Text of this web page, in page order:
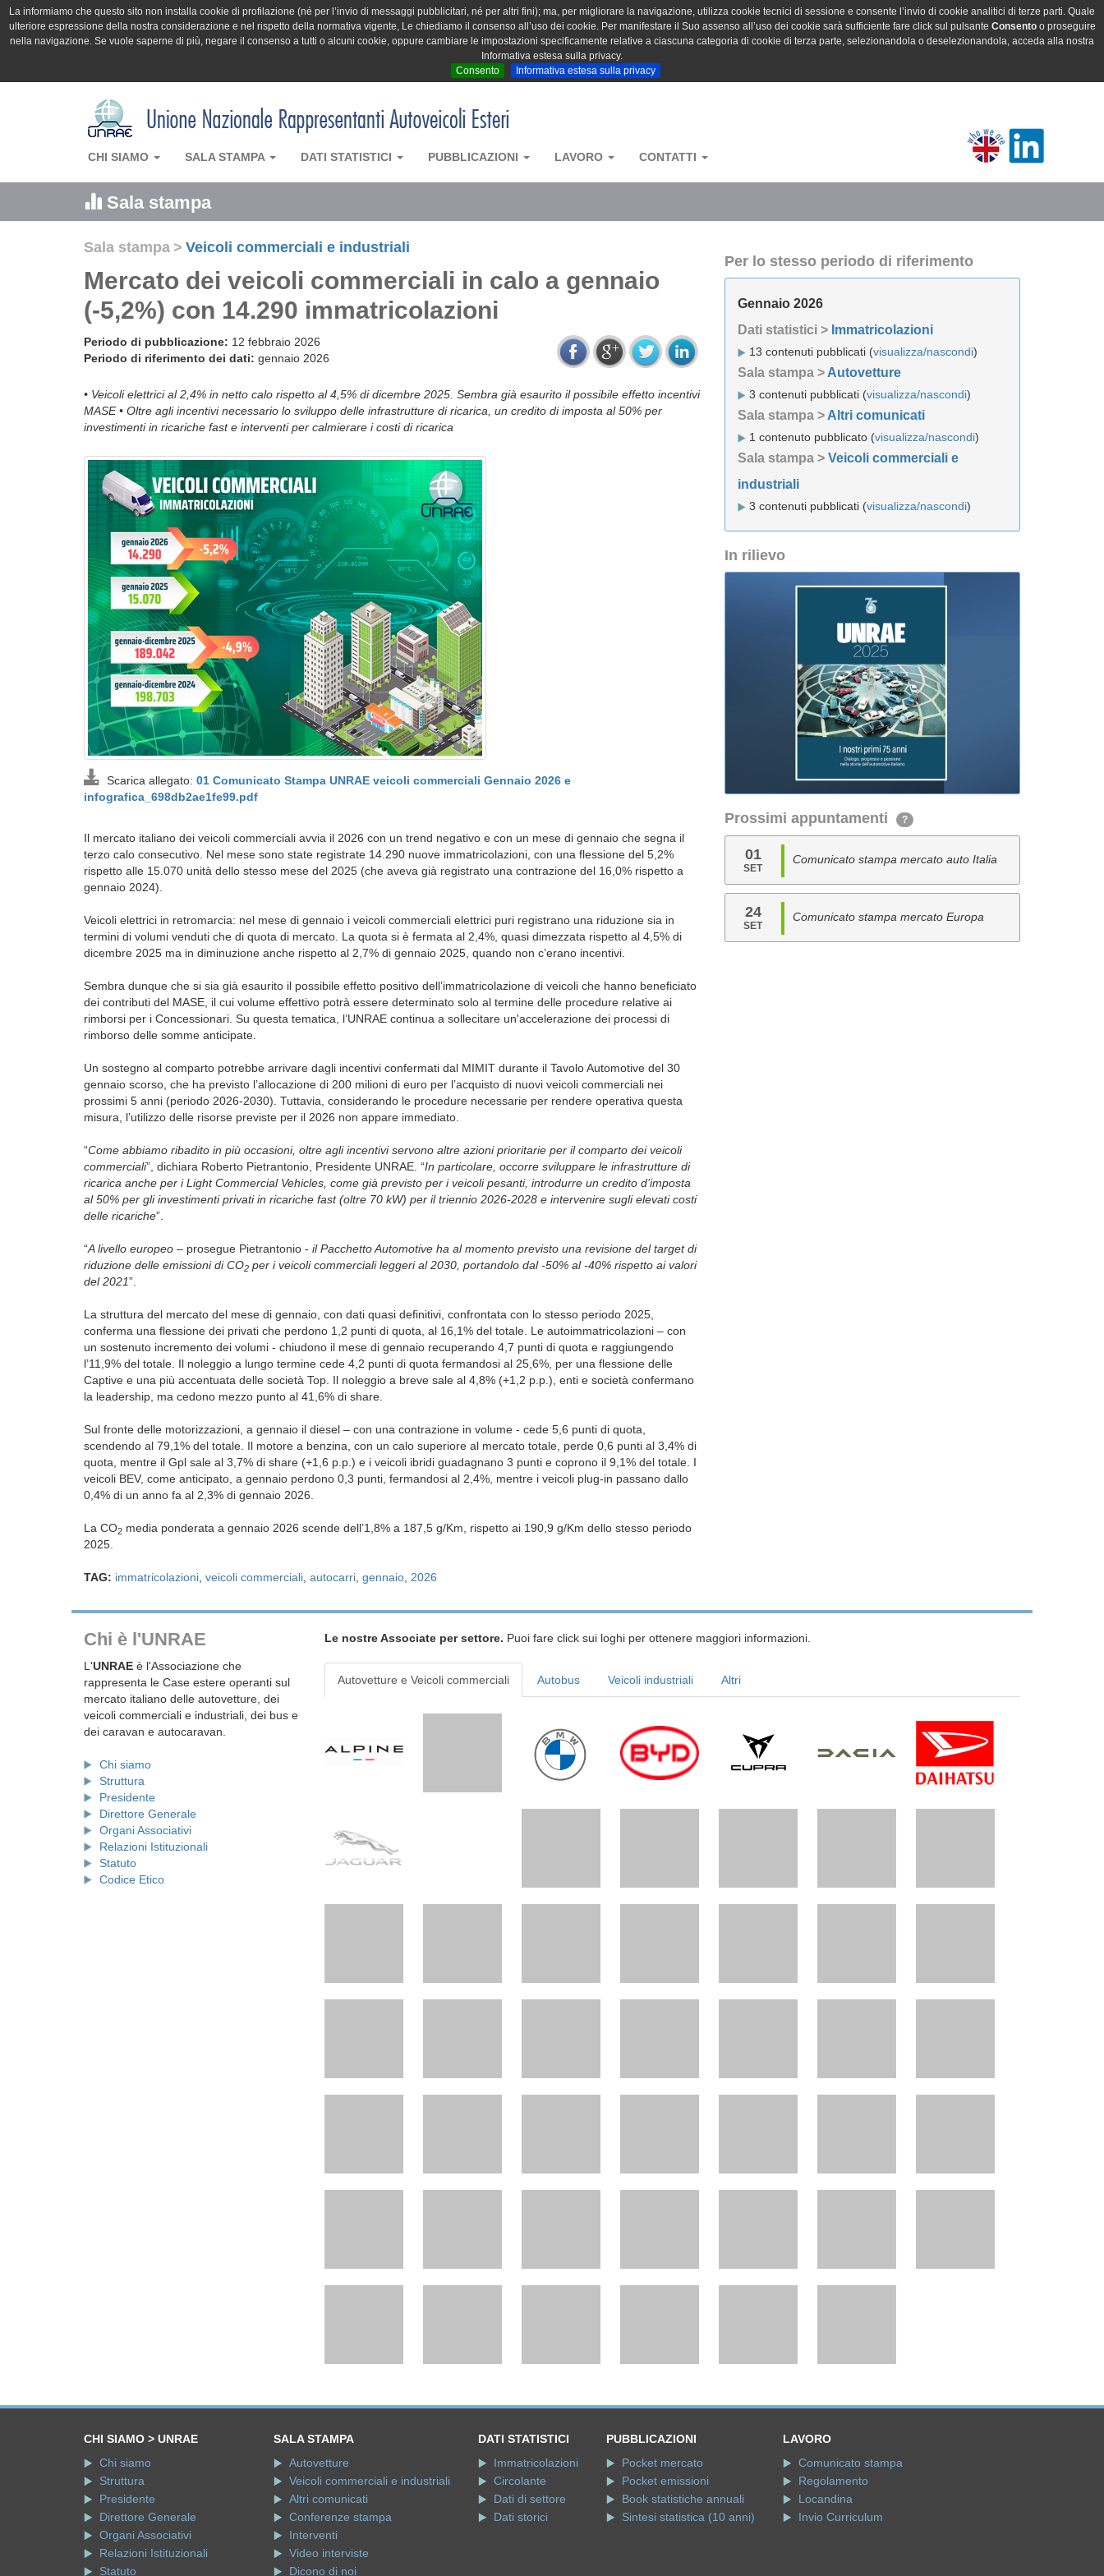
La informiamo che questo sito non installa cookie di profilazione (né per l’invio di messaggi pubblicitari, né per altri fini); ma, per migliorare la navigazione, utilizza cookie tecnici di sessione e consente l’invio di cookie analitici di terze parti. Quale
ulteriore espressione della nostra considerazione e nel rispetto della normativa vigente, Le chiediamo il consenso all’uso dei cookie. Per manifestare il Suo assenso all’uso dei cookie sarà sufficiente fare click sul pulsante Consentoo proseguire
nella navigazione. Se vuole saperne di più, negare il consenso a tutti o alcuni cookie, oppure cambiare le impostazioni specificamente relative a ciascuna categoria di cookie di terza parte, selezionandola o deselezionandola, acceda alla nostra
Informativa estesa sulla privacy.
Consento
Informativa estesa sulla privacy
CHI SIAMO SALA STAMPA DATI STATISTICI PUBBLICAZIONI LAVORO CONTATTI
Sala stampa
Sala stampa > Veicoli commerciali e industriali
Mercato dei veicoli commerciali in calo a gennaio
(-5,2%) con 14.290 immatricolazioni
Periodo di pubblicazione: 12 febbraio 2026
Periodo di riferimento dei dati: gennaio 2026
• Veicoli elettrici al 2,4% in netto calo rispetto al 4,5% di dicembre 2025. Sembra già esaurito il possibile effetto incentivi
MASE • Oltre agli incentivi necessario lo sviluppo delle infrastrutture di ricarica, un credito di imposta al 50% per
investimenti in ricariche fast e interventi per calmierare i costi di ricarica
Scarica allegato: 01 Comunicato Stampa UNRAE veicoli commerciali Gennaio 2026 e
infografica_698db2ae1fe99.pdf
Il mercato italiano dei veicoli commerciali avvia il 2026 con un trend negativo e con un mese di gennaio che segna il
terzo calo consecutivo. Nel mese sono state registrate 14.290 nuove immatricolazioni, con una flessione del 5,2%
rispetto alle 15.070 unità dello stesso mese del 2025 (che aveva già registrato una contrazione del 16,0% rispetto a
gennaio 2024).
Veicoli elettrici in retromarcia: nel mese di gennaio i veicoli commerciali elettrici puri registrano una riduzione sia in
termini di volumi venduti che di quota di mercato. La quota si è fermata al 2,4%, quasi dimezzata rispetto al 4,5% di
dicembre 2025 ma in diminuzione anche rispetto al 2,7% di gennaio 2025, quando non c’erano incentivi.
Sembra dunque che si sia già esaurito il possibile effetto positivo dell’immatricolazione di veicoli che hanno beneficiato
dei contributi del MASE, il cui volume effettivo potrà essere determinato solo al termine delle procedure relative ai
rimborsi per i Concessionari. Su questa tematica, l’UNRAE continua a sollecitare un'accelerazione dei processi di
rimborso delle somme anticipate.
Un sostegno al comparto potrebbe arrivare dagli incentivi confermati dal MIMIT durante il Tavolo Automotive del 30
gennaio scorso, che ha previsto l’allocazione di 200 milioni di euro per l’acquisto di nuovi veicoli commerciali nei
prossimi 5 anni (periodo 2026-2030). Tuttavia, considerando le procedure necessarie per rendere operativa questa
misura, l’utilizzo delle risorse previste per il 2026 non appare immediato.
“Come abbiamo ribadito in più occasioni, oltre agli incentivi servono altre azioni prioritarie per il comparto dei veicoli
commerciali”, dichiara Roberto Pietrantonio, Presidente UNRAE. “In particolare, occorre sviluppare le infrastrutture di
ricarica anche per i Light Commercial Vehicles, come già previsto per i veicoli pesanti, introdurre un credito d’imposta
al 50% per gli investimenti privati in ricariche fast (oltre 70 kW) per il triennio 2026-2028 e intervenire sugli elevati costi
delle ricariche”.
“A livello europeo – prosegue Pietrantonio - il Pacchetto Automotive ha al momento previsto una revisione del target di
riduzione delle emissioni di CO2 per i veicoli commerciali leggeri al 2030, portandolo dal -50% al -40% rispetto ai valori
del 2021”.
La struttura del mercato del mese di gennaio, con dati quasi definitivi, confrontata con lo stesso periodo 2025,
conferma una flessione dei privati che perdono 1,2 punti di quota, al 16,1% del totale. Le autoimmatricolazioni – con
un sostenuto incremento dei volumi - chiudono il mese di gennaio recuperando 4,7 punti di quota e raggiungendo
l’11,9% del totale. Il noleggio a lungo termine cede 4,2 punti di quota fermandosi al 25,6%, per una flessione delle
Captive e una più accentuata delle società Top. Il noleggio a breve sale al 4,8% (+1,2 p.p.), enti e società confermano
la leadership, ma cedono mezzo punto al 41,6% di share.
Sul fronte delle motorizzazioni, a gennaio il diesel – con una contrazione in volume - cede 5,6 punti di quota,
scendendo al 79,1% del totale. Il motore a benzina, con un calo superiore al mercato totale, perde 0,6 punti al 3,4% di
quota, mentre il Gpl sale al 3,7% di share (+1,6 p.p.) e i veicoli ibridi guadagnano 3 punti e coprono il 9,1% del totale. I
veicoli BEV, come anticipato, a gennaio perdono 0,3 punti, fermandosi al 2,4%, mentre i veicoli plug-in passano dallo
0,4% di un anno fa al 2,3% di gennaio 2026.
La CO2 media ponderata a gennaio 2026 scende dell’1,8% a 187,5 g/Km, rispetto ai 190,9 g/Km dello stesso periodo
2025.
TAG: immatricolazioni veicoli commerciali autocarri gennaio 2026
Per lo stesso periodo di riferimento
Gennaio 2026
Dati statistici > Immatricolazioni
13 contenuti pubblicati (visualizza/nascondi)
Sala stampa > Autovetture
3 contenuti pubblicati (visualizza/nascondi)
Sala stampa > Altri comunicati
1 contenuto pubblicato (visualizza/nascondi)
Sala stampa > Veicoli commerciali e
industriali
3 contenuti pubblicati (visualizza/nascondi)
In rilievo
Prossimi appuntamenti ?
01
SET
Comunicato stampa mercato auto Italia
24
SET
Comunicato stampa mercato Europa
Chi è l'UNRAE
L'UNRAE è l'Associazione che
rappresenta le Case estere operanti sul
mercato italiano delle autovetture, dei
veicoli commerciali e industriali, dei bus e
dei caravan e autocaravan.
Chi siamo
Struttura
Presidente
Direttore Generale
Organi Associativi
Relazioni Istituzionali
Statuto
Codice Etico
Le nostre Associate per settore. Puoi fare click sui loghi per ottenere maggiori informazioni.
Autovetture e Veicoli commerciali Autobus Veicoli industriali Altri
CHI SIAMO > UNRAE
Chi siamo
Struttura
Presidente
Direttore Generale
Organi Associativi
Relazioni Istituzionali
Statuto
SALA STAMPA
Autovetture
Veicoli commerciali e industriali
Altri comunicati
Conferenze stampa
Interventi
Video interviste
Dicono di noi
DATI STATISTICI
Immatricolazioni
Circolante
Dati di settore
Dati storici
PUBBLICAZIONI
Pocket mercato
Pocket emissioni
Book statistiche annuali
Sintesi statistica (10 anni)
LAVORO
Comunicato stampa
Regolamento
Locandina
Invio Curriculum